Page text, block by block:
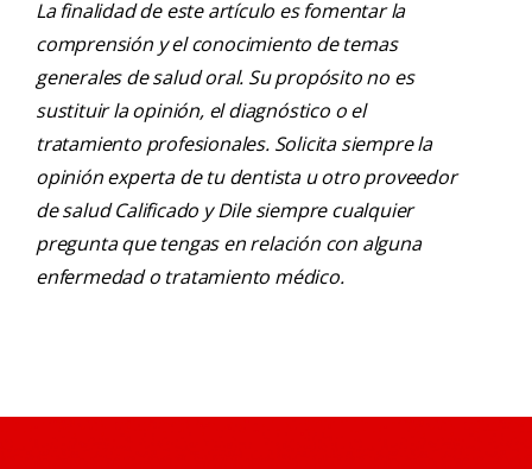
La finalidad de este artículo es fomentar la
comprensión y el conocimiento de temas
generales de salud oral. Su propósito no es
sustituir la opinión, el diagnóstico o el
tratamiento profesionales. Solicita siempre la
opinión experta de tu dentista u otro proveedor
de salud Calificado y Dile siempre cualquier
pregunta que tengas en relación con alguna
enfermedad o tratamiento médico.